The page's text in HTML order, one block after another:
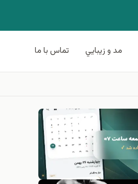
مد و زيبايي تماس با ما